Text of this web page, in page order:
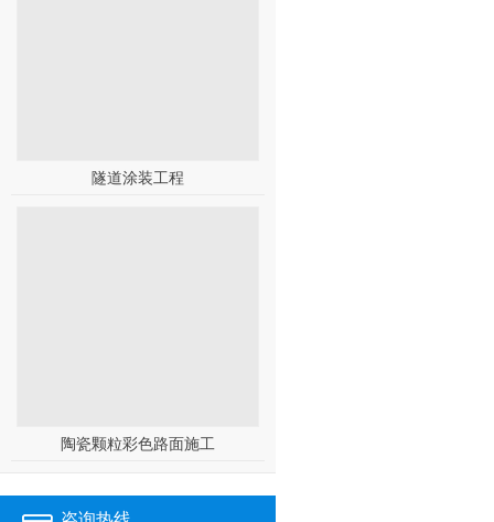
隧道涂装工程
陶瓷颗粒彩色路面施工